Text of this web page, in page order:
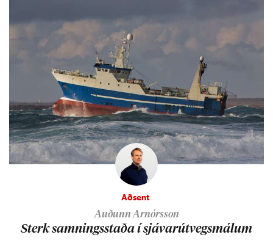
Aðsent
Auðunn Arnórsson
Sterk samn­ings­staða í sjáv­ar­út­vegs­mál­um